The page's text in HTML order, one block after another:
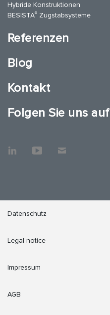
Hybride Konstruktionen
BESISTA® Zugstabsysteme
Referenzen
Blog
Kontakt
Folgen Sie uns auf
Datenschutz
Legal notice
Impressum
AGB